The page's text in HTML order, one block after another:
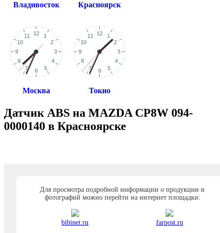
Владивосток Красноярск
Москва Токио
Датчик ABS на MAZDA CP8W 094-
0000140 в Красноярске
Для просмотра подробной информации о продукции и
фотографий можно перейти на интернет площадки:
bibinet.ru farpost.ru